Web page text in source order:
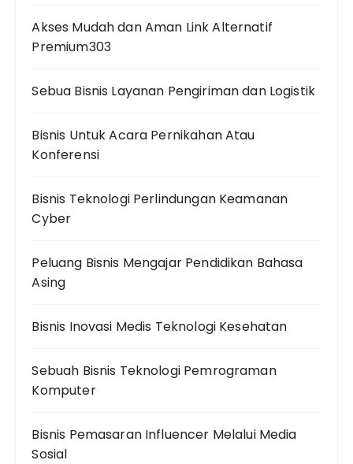
Akses Mudah dan Aman Link Alternatif
Premium303
Sebua Bisnis Layanan Pengiriman dan Logistik
Bisnis Untuk Acara Pernikahan Atau
Konferensi
Bisnis Teknologi Perlindungan Keamanan
Cyber
Peluang Bisnis Mengajar Pendidikan Bahasa
Asing
Bisnis Inovasi Medis Teknologi Kesehatan
Sebuah Bisnis Teknologi Pemrograman
Komputer
Bisnis Pemasaran Influencer Melalui Media
Sosial